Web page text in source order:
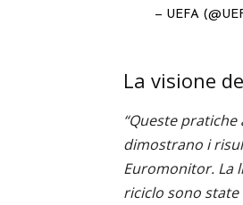
— UEFA
La visione
“Queste
dimostrano i
Euromonitor. La
riciclo sono